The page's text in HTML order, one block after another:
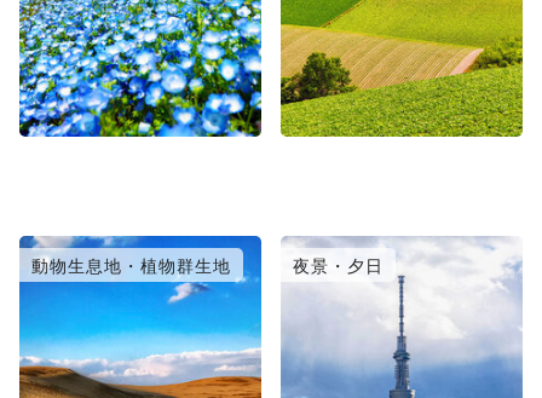
動物生息地・植物群生地 夜景・夕日